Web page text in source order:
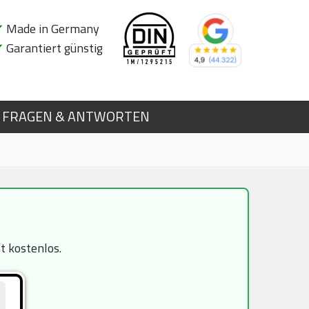
Made in Germany
Garantiert günstig
FRAGEN & ANTWORTEN
kostenlos.